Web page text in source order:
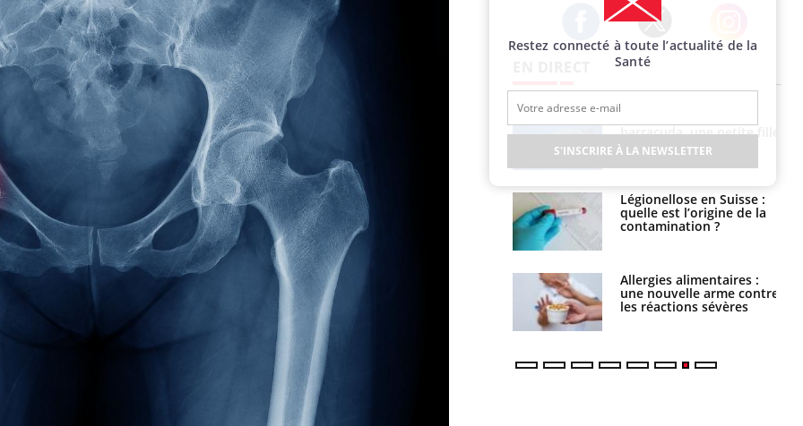
Facebook Twitter Instagram
Fortes chaleurs :
pourquoi le risque de
noyade grimpe-t-il ?
Le Viagra pourrait-il
freiner la propagation du
cancer ?
Pourquoi manger moins
de protéines pourrait
finalement être bénéfique
Le smartphone nuit-il à
l'apprentissage de la
lecture ?
barracuda, une petite fille
secourue grâce à un
réflexe essentiel
Légionellose en Suisse :
quelle est l’origine de la
contamination ?
Allergies alimentaires :
une nouvelle arme contre
les réactions sévères
Restez connecté à toute l’actualité de la
Santé
S'INSCRIRE À LA NEWSLETTER